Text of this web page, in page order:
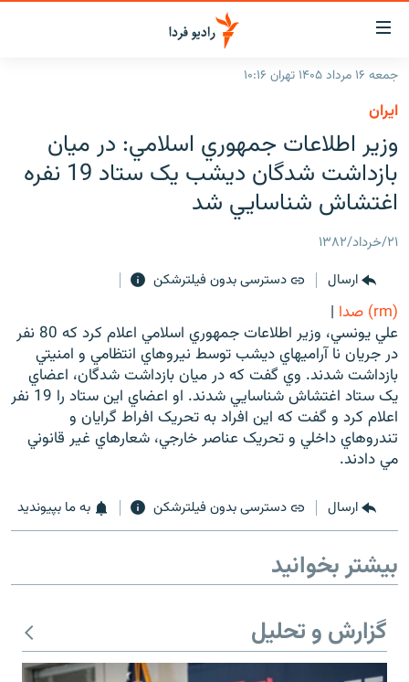
لینک‌های
قابلیت
دسترسی
بازگشت
منوی
اصلی
رفتن
صفحه
جهان
رادیو
گزارش‌های تصویری
گزارش‌های ویدئویی
زنان فردا
English
به ما بپیوندید
زبان‌های دیگر
جمعه ۱۶ مرداد ۱۴۰۵ تهران ۱۰:۱۶
ايران
وزير اطلاعات جمهوري اسلامي: در ميان
بازداشت شدگان ديشب يک ستاد 19 نفره
اغتشاش شناسايي شد
۲۱/خرداد/۱۳۸۲
ارسال
دسترسی بدون فیلترشکن
(rm) صدا
|
علي يونسي، وزير اطلاعات جمهوري اسلامي اعلام کرد که 80 نفر
در جريان نا آراميهاي ديشب توسط نيروهاي انتظامي و امنيتي
بازداشت شدند. وي گفت که در ميان بازداشت شدگان، اعضاي
يک ستاد اغتشاش شناسايي شدند. او اعضاي اين ستاد را 19 نفر
اعلام کرد و گفت که اين افراد به تحريک افراط گرايان و
تندروهاي داخلي و تحريک عناصر خارجي، شعارهاي غير قانوني
مي دادند.
ارسال دسترسی بدون فیلترشکن به ما بپیوندید
بیشتر بخوانید
گزارش و تحلیل